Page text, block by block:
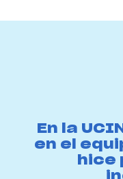
En la
en el
hice